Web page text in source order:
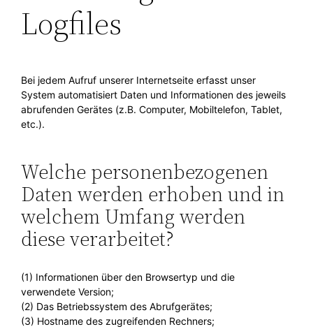
Logfiles
Bei jedem Aufruf unserer Internetseite erfasst unser
System automatisiert Daten und Informationen des jeweils
abrufenden Gerätes (z.B. Computer, Mobiltelefon, Tablet,
etc.).
Welche personenbezogenen
Daten werden erhoben und in
welchem Umfang werden
diese verarbeitet?
(1) Informationen über den Browsertyp und die
verwendete Version;
(2) Das Betriebssystem des Abrufgerätes;
(3) Hostname des zugreifenden Rechners;